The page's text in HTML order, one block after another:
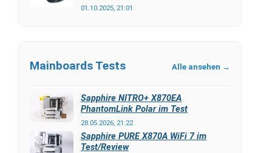
01.10.2025, 21:01
Mainboards Tests Alle ansehen →
Sapphire NITRO+ X870EA
PhantomLink Polar im Test
28.05.2026, 21:22
Sapphire PURE X870A WiFi 7 im
Test/Review